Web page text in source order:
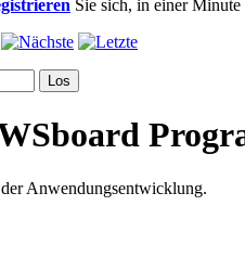
Sie sich, in einer
Anwendungsentwicklung.